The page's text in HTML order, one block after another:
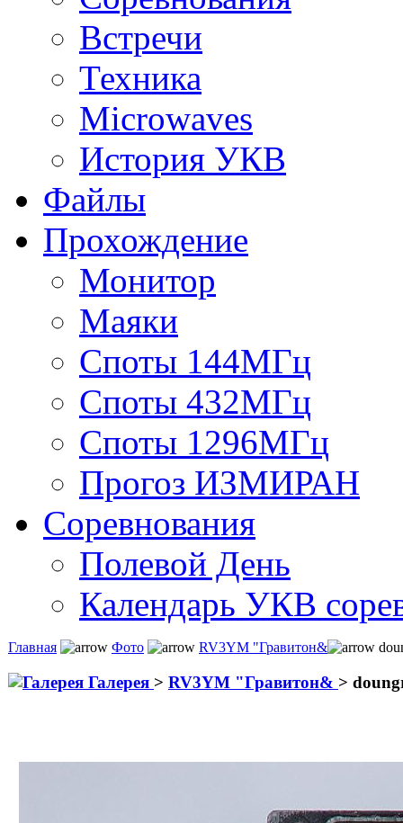
Встречи
Техника
Microwaves
История УКВ
Файлы
Прохождение
Монитор
Маяки
Споты 144МГц
Споты 432МГц
Споты 1296МГц
Прогоз ИЗМИРАН
Соревнования
Полевой День
Календарь УКВ
Главная Фото RV3YM "Гравитон&
Галерея > RV3YM "Гравитон& >